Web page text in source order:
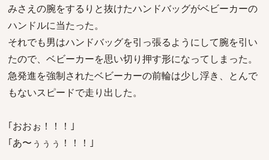
みさえの腕をするりと抜けたハンドバッグがベビーカーの
ハンドルに当たった。
それでも男はハンドバッグを引っ張るようにして腕を引い
たので、ベビーカーを思い切り押す形になってしまった。
急発進を強制されたベビーカーの前輪は少し浮き、とんで
もないスピードで走り出した。
｢おおぉ！！！｣
｢あ〜ぅぅぅ！！！｣